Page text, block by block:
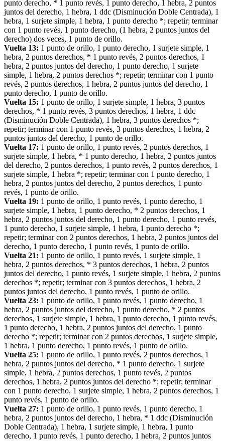
punto derecho, * 1 punto revés, 1 punto derecho, 1 hebra, 2 puntos
juntos del derecho, 1 hebra, 1 ddc (Disminución Doble Centrada), 1
hebra, 1 surjete simple, 1 hebra, 1 punto derecho *; repetir; terminar
con 1 punto revés, 1 punto derecho, (1 hebra, 2 puntos juntos del
derecho) dos veces, 1 punto de orillo.
Vuelta 13: 1 punto de orillo, 1 punto derecho, 1 surjete simple, 1
hebra, 2 puntos derechos, * 1 punto revés, 2 puntos derechos, 1
hebra, 2 puntos juntos del derecho, 1 punto derecho, 1 surjete
simple, 1 hebra, 2 puntos derechos *; repetir; terminar con 1 punto
revés, 2 puntos derechos, 1 hebra, 2 puntos juntos del derecho, 1
punto derecho, 1 punto de orillo.
Vuelta 15: 1 punto de orillo, 1 surjete simple, 1 hebra, 3 puntos
derechos, * 1 punto revés, 3 puntos derechos, 1 hebra, 1 ddc
(Disminución Doble Centrada), 1 hebra, 3 puntos derechos *;
repetir; terminar con 1 punto revés, 3 puntos derechos, 1 hebra, 2
puntos juntos del derecho, 1 punto de orillo.
Vuelta 17: 1 punto de orillo, 1 punto revés, 2 puntos derechos, 1
surjete simple, 1 hebra, * 1 punto derecho, 1 hebra, 2 puntos juntos
del derecho, 2 puntos derechos, 1 punto revés, 2 puntos derechos, 1
surjete simple, 1 hebra *; repetir; terminar con 1 punto derecho, 1
hebra, 2 puntos juntos del derecho, 2 puntos derechos, 1 punto
revés, 1 punto de orillo.
Vuelta 19: 1 punto de orillo, 1 punto revés, 1 punto derecho, 1
surjete simple, 1 hebra, 1 punto derecho, * 2 puntos derechos, 1
hebra, 2 puntos juntos del derecho, 1 punto derecho, 1 punto revés,
1 punto derecho, 1 surjete simple, 1 hebra, 1 punto derecho *;
repetir; terminar con 2 puntos derechos, 1 hebra, 2 puntos juntos del
derecho, 1 punto derecho, 1 punto revés, 1 punto de orillo.
Vuelta 21: 1 punto de orillo, 1 punto revés, 1 surjete simple, 1
hebra, 2 puntos derechos, * 3 puntos derechos, 1 hebra, 2 puntos
juntos del derecho, 1 punto revés, 1 surjete simple, 1 hebra, 2 puntos
derechos *; repetir; terminar con 3 puntos derechos, 1 hebra, 2
puntos juntos del derecho, 1 punto revés, 1 punto de orillo.
Vuelta 23: 1 punto de orillo, 1 punto revés, 1 punto derecho, 1
hebra, 2 puntos juntos del derecho, 1 punto derecho, * 2 puntos
derechos, 1 surjete simple, 1 hebra, 1 punto derecho, 1 punto revés,
1 punto derecho, 1 hebra, 2 puntos juntos del derecho, 1 punto
derecho *; repetir; terminar con 2 puntos derechos, 1 surjete simple,
1 hebra, 1 punto derecho, 1 punto revés, 1 punto de orillo.
Vuelta 25: 1 punto de orillo, 1 punto revés, 2 puntos derechos, 1
hebra, 2 puntos juntos del derecho, * 1 punto derecho, 1 surjete
simple, 1 hebra, 2 puntos derechos, 1 punto revés, 2 puntos
derechos, 1 hebra, 2 puntos juntos del derecho *; repetir; terminar
con 1 punto derecho, 1 surjete simple, 1 hebra, 2 puntos derechos, 1
punto revés, 1 punto de orillo.
Vuelta 27: 1 punto de orillo, 1 punto revés, 1 punto derecho, 1
hebra, 2 puntos juntos del derecho, 1 hebra, * 1 ddc (Disminución
Doble Centrada), 1 hebra, 1 surjete simple, 1 hebra, 1 punto
derecho, 1 punto revés, 1 punto derecho, 1 hebra, 2 puntos juntos